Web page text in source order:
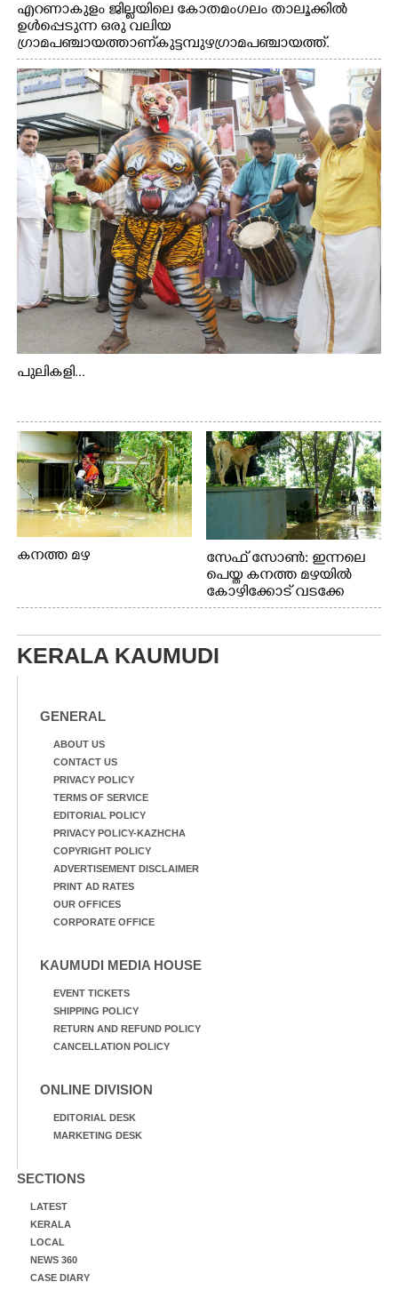
എറണാകുളം ജില്ലയിലെ കോതമംഗലം താലൂക്കിൽ
ഉൾപ്പെടുന്ന ഒരു വലിയ
ഗ്രാമപഞ്ചായത്താണ് കുട്ടമ്പുഴ ഗ്രാമ പഞ്ചായത്ത്.
ആദിവാസി ഊരുകളായ വെള്ളാരംകുത്ത്, കത്തിപ്പാറ,
ഉറിയംപെട്ടി, തേക്കല്ല്, വെട്ടിക്കല്ല്, മഞ്ചപ്പാറ എന്നീ ആറു
സ്ഥലങ്ങളിലേക്കുള്ള പ്രധാന സഞ്ചാര മാർഗമാണ് ഈ
കാണുന്ന കടത്ത് വള്ളം
പുലികളി...
കനത്ത മഴ
സേഫ് സോൺ: ഇന്നലെ
പെയ്ത കനത്ത മഴയിൽ
കോഴിക്കോട് വടക്കേ
വയലിൽ വെള്ളം
വെള്ളത്തിലൂടെ
KERALA KAUMUDI
GENERAL
ABOUT US
CONTACT US
PRIVACY POLICY
TERMS OF SERVICE
EDITORIAL POLICY
PRIVACY POLICY-KAZHCHA
COPYRIGHT POLICY
ADVERTISEMENT DISCLAIMER
PRINT AD RATES
OUR OFFICES
CORPORATE OFFICE
KAUMUDI MEDIA HOUSE
EVENT TICKETS
SHIPPING POLICY
RETURN AND REFUND POLICY
CANCELLATION POLICY
ONLINE DIVISION
EDITORIAL DESK
MARKETING DESK
SECTIONS
LATEST
KERALA
LOCAL
NEWS 360
CASE DIARY